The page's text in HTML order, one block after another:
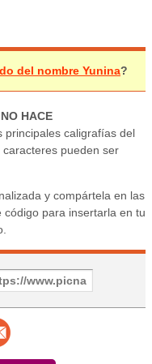
del nombre Yunina?
NO HACE
principales caligrafías del
pueden ser
y compártela en las
código para insertarla en tu